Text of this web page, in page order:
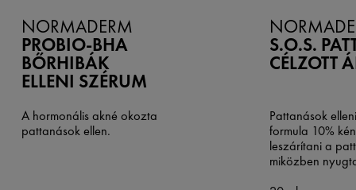
NORMADERM
PROBIO-BHA
BŐRHIBÁK
ELLENI SZÉRUM
A hormonális akné okozta
pattanások ellen.
S.O.S.
CÉLZOTT
Pattanások
formula 10%
leszárítani a
miközben